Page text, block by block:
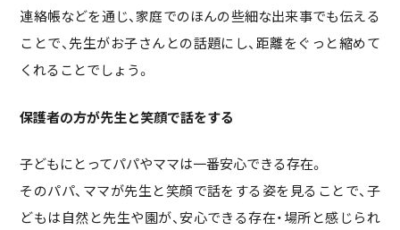
連絡帳などを通じ、家庭でのほんの些細な出来事でも伝える
ことで、先生がお子さんとの話題にし、距離をぐっと縮めて
くれることでしょう。
保護者の方が先生と笑顔で話をする
子どもにとってパパやママは一番安心できる存在。
そのパパ、ママが先生と笑顔で話をする姿を見ることで、子
どもは自然と先生や園が、安心できる存在・場所と感じられ